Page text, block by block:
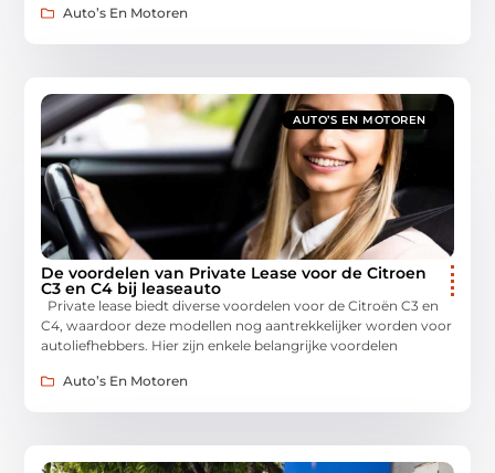
Auto’s En Motoren
AUTO’S EN MOTOREN
De voordelen van Private Lease voor de Citroen
C3 en C4 bij leaseauto
Private lease biedt diverse voordelen voor de Citroën C3 en
C4, waardoor deze modellen nog aantrekkelijker worden voor
autoliefhebbers. Hier zijn enkele belangrijke voordelen
Auto’s En Motoren